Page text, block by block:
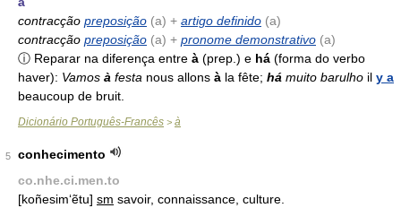
contracção preposição (a) + artigo definido (a)
contracção preposição (a) + pronome demonstrativo (a)
ⓘ Reparar na diferença entre à (prep.) e há (forma do verbo
haver): Vamos à festa nous allons à la fête; há muito barulho il y a
beaucoup de bruit.
Dicionário Português-Francês > à
5
conhecimento
co.nhe.ci.men.to
[koñesim‘ẽtu] sm savoir, connaissance, culture.